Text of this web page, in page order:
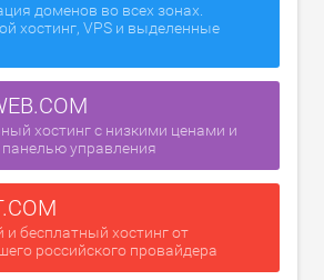
доменов во всех зонах.
хостинг, VPS и выделенные
хостинг с низкими ценами и
управления
бесплатный хостинг от
российского провайдера